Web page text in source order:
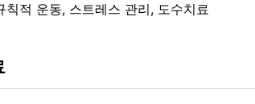
칙적 운동, 스트레스 관리, 도수치료